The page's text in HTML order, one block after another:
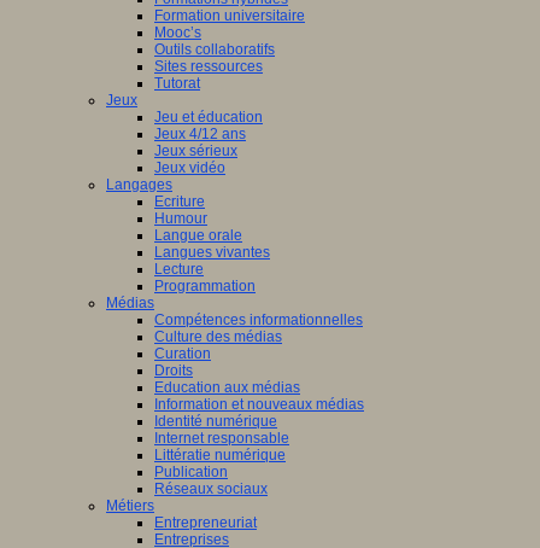
Formation universitaire
Mooc’s
Outils collaboratifs
Sites ressources
Tutorat
Jeux
Jeu et éducation
Jeux 4/12 ans
Jeux sérieux
Jeux vidéo
Langages
Ecriture
Humour
Langue orale
Langues vivantes
Lecture
Programmation
Médias
Compétences informationnelles
Culture des médias
Curation
Droits
Education aux médias
Information et nouveaux médias
Identité numérique
Internet responsable
Littératie numérique
Publication
Réseaux sociaux
Métiers
Entrepreneuriat
Entreprises